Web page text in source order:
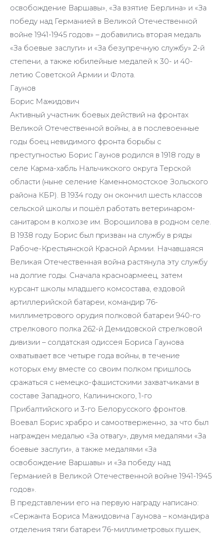
освобождение Варшавы», «За взятие Берлина» и «За
победу над Германией в Великой Отечественной
войне 1941-1945 годов» – добавились вторая медаль
«За боевые заслуги» и «За безупречную службу» 2-й
степени, а также юбилейные медалей к 30- и 40-
летию Советской Армии и Флота.
Гаунов
Борис Мажидович
Активный участник боевых действий на фронтах
Великой Отечественной войны, а в послевоенные
годы боец невидимого фронта борьбы с
преступностью Борис Гаунов родился в 1918 году в
селе Карма-хабль Нальчикского округа Терской
области (ныне селение Каменномостское Зольского
района КБР). В 1934 году он окончил шесть классов
сельской школы и пошёл работать ветеринаром-
санитаром в колхозе им. Ворошилова в родном селе.
В 1938 году Борис был призван на службу в ряды
Рабоче-Крестьянской Красной Армии. Начавшаяся
Великая Отечественная война растянула эту службу
на долгие годы. Сначала красноармеец, затем
курсант школы младшего комсостава, ездовой
артиллерийской батареи, командир 76-
миллиметрового орудия полковой батареи 940-го
стрелкового полка 262-й Демидовской стрелковой
дивизии – солдатская одиссея Бориса Гаунова
охватывает все четыре года войны, в течение
которых ему вместе со своим полком пришлось
сражаться с немецко-фашистскими захватчиками в
составе Западного, Калининского, 1-го
Прибалтийского и 3-го Белорусского фронтов.
Воевал Борис храбро и самоотверженно, за что был
награжден медалью «За отвагу», двумя медалями «За
боевые заслуги», а также медалями «За
освобождение Варшавы» и «За победу над
Германией в Великой Отечественной войне 1941-1945
годов».
В представлении его на первую награду написано:
«Сержанта Бориса Мажидовича Гаунова – командира
отделения тяги батареи 76-миллиметровых пушек,